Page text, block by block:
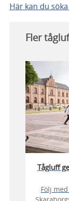
Här kan du
Fler
Tågluff
Följ